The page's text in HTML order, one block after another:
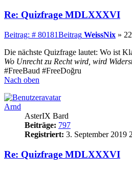
Re: Quizfrage MDLXXXVI
Beitrag: # 80181Beitrag WeissNix »
Die nächste Quizfrage lautet: Wo ist
Wo Unrecht zu Recht wird, wird
#FreeBaud #FreeDoğru
Nach oben
Arnd
AsterIX Bard
Beiträge: 797
Registriert: 3. September 2019
Re: Quizfrage MDLXXXVI